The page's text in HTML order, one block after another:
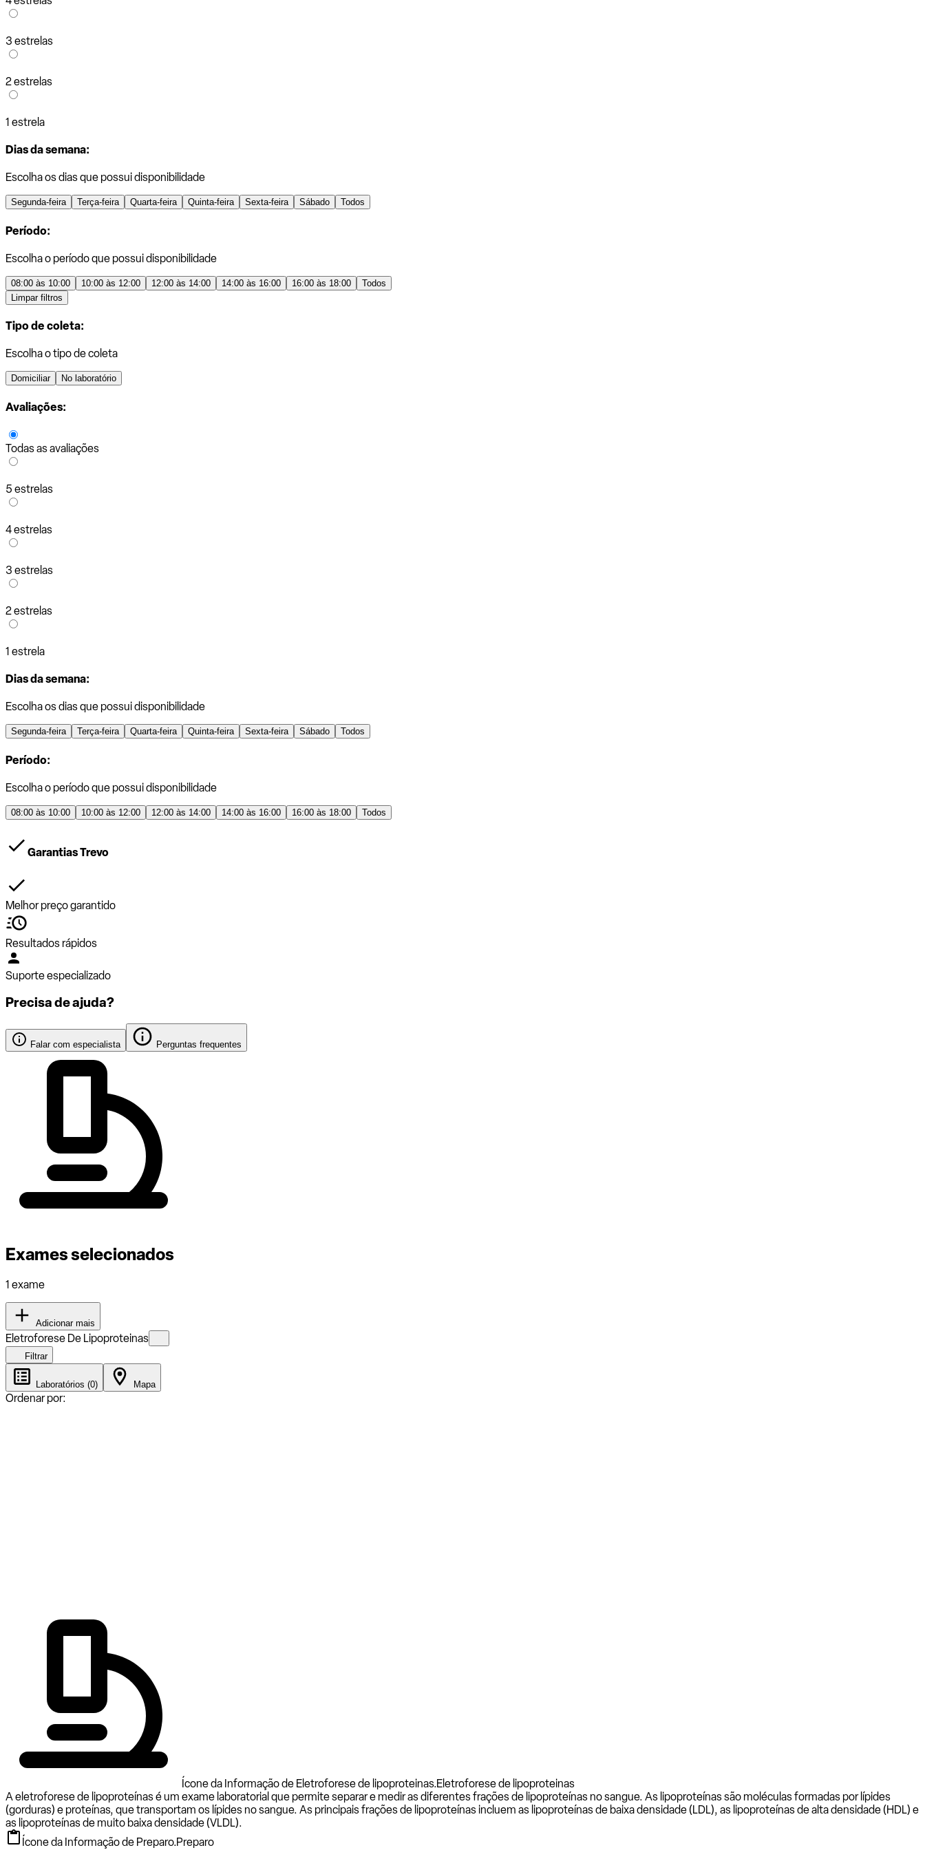
3 estrelas
2 estrelas
1 estrela
Dias da semana:
Escolha os dias que possui disponibilidade
Segunda-feira Terça-feira Quarta-feira Quinta-feira Sexta-feira Sábado Todos
Período:
Escolha o período que possui disponibilidade
08:00 às 10:00 10:00 às 12:00 12:00 às 14:00 14:00 às 16:00 16:00 às 18:00
Todos
Limpar filtros
Tipo de coleta:
Escolha o tipo de coleta
Domiciliar No laboratório
Avaliações:
Todas as avaliações
5 estrelas
4 estrelas
3 estrelas
2 estrelas
1 estrela
Dias da semana:
Escolha os dias que possui disponibilidade
Segunda-feira Terça-feira Quarta-feira Quinta-feira Sexta-feira Sábado Todos
Período:
Escolha o período que possui disponibilidade
08:00 às 10:00 10:00 às 12:00 12:00 às 14:00 14:00 às 16:00 16:00 às 18:00 Todos
Garantias Trevo
Melhor preço garantido
Resultados rápidos
Suporte especializado
Precisa de ajuda?
Falar com especialista Perguntas frequentes
Exames selecionados
1 exame
Adicionar mais
Eletroforese De Lipoproteinas
Filtrar
Laboratórios (0) Mapa
Ordenar por:
Ícone da Informação de Eletroforese de lipoproteinas.Eletroforese de lipoproteinas
A eletroforese de lipoproteínas é um exame laboratorial que permite separar e medir as diferentes frações de lipoproteínas no sangue. As lipoproteínas são moléculas formadas por lípides
(gorduras) e proteínas, que transportam os lípides no sangue. As principais frações de lipoproteínas incluem as lipoproteínas de baixa densidade (LDL), as lipoproteínas de alta densidade (HDL) e
as lipoproteínas de muito baixa densidade (VLDL).
Ícone da Informação de Preparo.Preparo